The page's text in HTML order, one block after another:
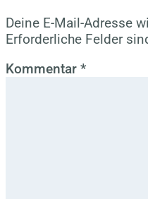
Deine E-Mail-Adresse
Erforderliche Felder
Kommentar *